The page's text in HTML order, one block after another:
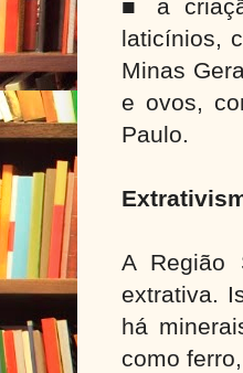
■ a
laticínios,
Minas
e ovos,
Paulo.
A Região
extrativa.
há
como